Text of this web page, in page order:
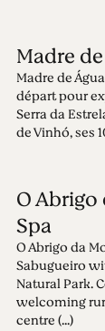
Madre
Madre de
départ pour
Serra da
de Vinhó, ses
O
Spa
O Abrigo da
Sabugueiro
Natural Park.
welcoming
centre (...)